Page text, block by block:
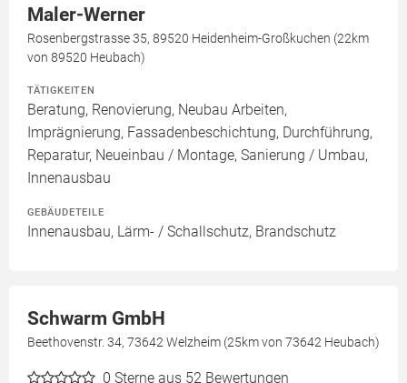
Maler-Werner
Rosenbergstrasse 35, 89520 Heidenheim-Großkuchen (22km
von 89520 Heubach)
TÄTIGKEITEN
Beratung, Renovierung, Neubau Arbeiten,
Imprägnierung, Fassadenbeschichtung, Durchführung,
Reparatur, Neueinbau / Montage, Sanierung / Umbau,
Innenausbau
GEBÄUDETEILE
Innenausbau, Lärm- / Schallschutz, Brandschutz
Schwarm GmbH
Beethovenstr. 34, 73642 Welzheim (25km von 73642 Heubach)
0 Sterne aus 52 Bewertungen